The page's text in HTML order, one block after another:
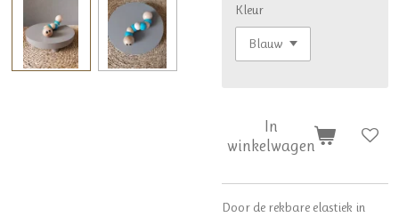
Kleur
In
winkelwagen
Door de rekbare elastiek in